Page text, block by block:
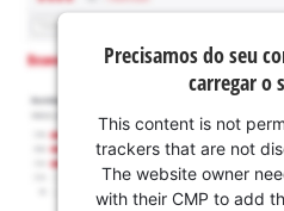
Precisamos do seu
carregar o
This content is not
trackers that are not
The website owner
with their CMP to add